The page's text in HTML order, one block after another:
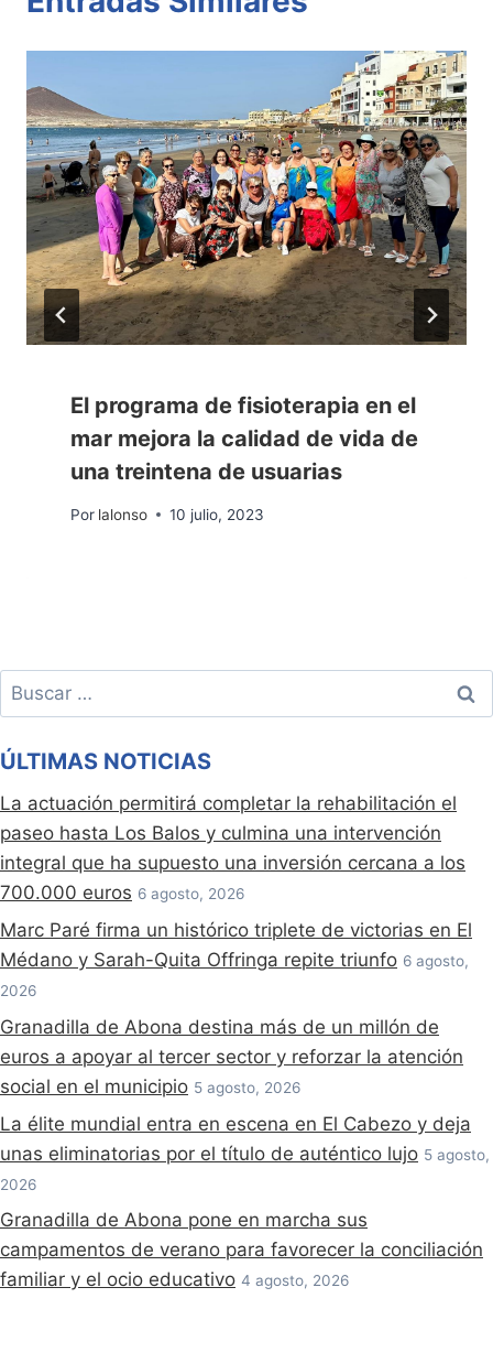
El programa de fisioterapia en el
mar mejora la calidad de vida de
una treintena de usuarias
Por lalonso 10 julio, 2023
Buscar:
ÚLTIMAS NOTICIAS
La actuación permitirá completar la rehabilitación el
paseo hasta Los Balos y culmina una intervención
integral que ha supuesto una inversión cercana a los
700.000 euros 6 agosto, 2026
Marc Paré firma un histórico triplete de victorias en El
Médano y Sarah-Quita Offringa repite triunfo 6 agosto,
2026
Granadilla de Abona destina más de un millón de
euros a apoyar al tercer sector y reforzar la atención
social en el municipio 5 agosto, 2026
La élite mundial entra en escena en El Cabezo y deja
unas eliminatorias por el título de auténtico lujo 5 agosto,
2026
Granadilla de Abona pone en marcha sus
campamentos de verano para favorecer la conciliación
familiar y el ocio educativo 4 agosto, 2026